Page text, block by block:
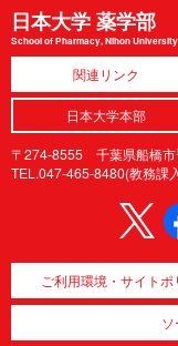
日本大学 薬学部
School of Pharmacy, Nihon University
関連リンク
日本大学本部
〒274-8555 千葉県船橋市
TEL.047-465-8480(教務課
ご利用環境・サイトポ